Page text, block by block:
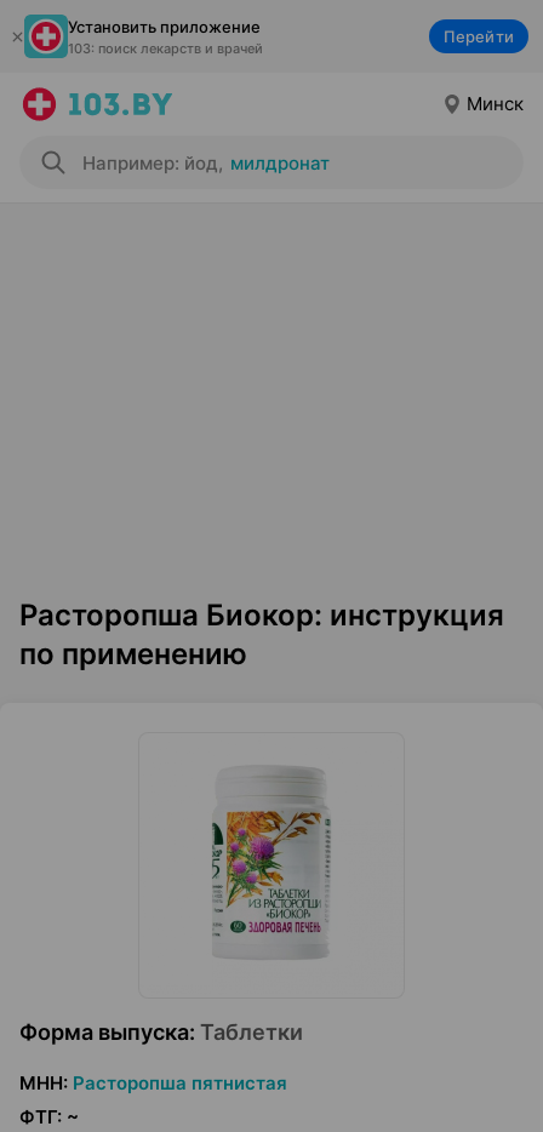
Установить приложение
103: поиск лекарств и врачей
Перейти
Минск
Например: йод, милдронат
Расторопша Биокор: инструкция
по применению
Форма выпуска: Таблетки
МНН: Расторопша пятнистая
ФТГ: ~